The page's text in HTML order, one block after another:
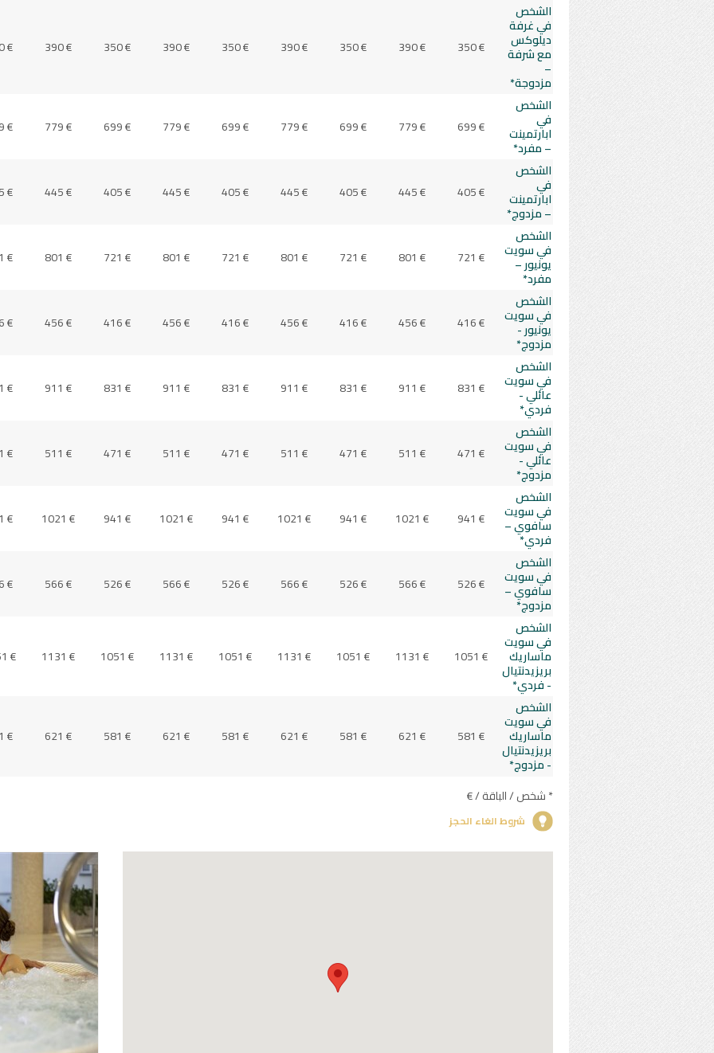
الشخص
في غرفة
ديلوكس
مع شرفة
–
مزدوجة*
350 €
390 €
350 €
390 €
350 €
390 €
350 €
390 €
€
الشخص
في
ابارتمينت
– مفرد*
699 €
779 €
699 €
779 €
699 €
779 €
699 €
779 €
€
الشخص
في
ابارتمينت
– مزدوج*
405 €
445 €
405 €
445 €
405 €
445 €
405 €
445 €
€
الشخص
في سويت
يونيور –
مفرد*
721 €
801 €
721 €
801 €
721 €
801 €
721 €
801 €
€
الشخص
في سويت
يونيور -
مزدوج*
416 €
456 €
416 €
456 €
416 €
456 €
416 €
456 €
€
الشخص
في سويت
عائلي -
فردي*
831 €
911 €
831 €
911 €
831 €
911 €
831 €
911 €
€
الشخص
في سويت
عائلي -
مزدوج*
471 €
511 €
471 €
511 €
471 €
511 €
471 €
511 €
€
الشخص
في سويت
سافوي –
فردي*
941 €
1021 €
941 €
1021 €
941 €
1021 €
941 €
1021 €
€
الشخص
في سويت
سافوي –
مزدوج*
526 €
566 €
526 €
566 €
526 €
566 €
526 €
566 €
€
الشخص
في سويت
ماساريك
بريزيدنتيال
- فردي*
1051 €
1131 €
1051 €
1131 €
1051 €
1131 €
1051 €
1131 €
€
الشخص
في سويت
ماساريك
بريزيدنتيال
- مزدوج*
581 €
621 €
581 €
621 €
581 €
621 €
581 €
621 €
€
* شخص / الباقة / €
شروط الغاء الحجز